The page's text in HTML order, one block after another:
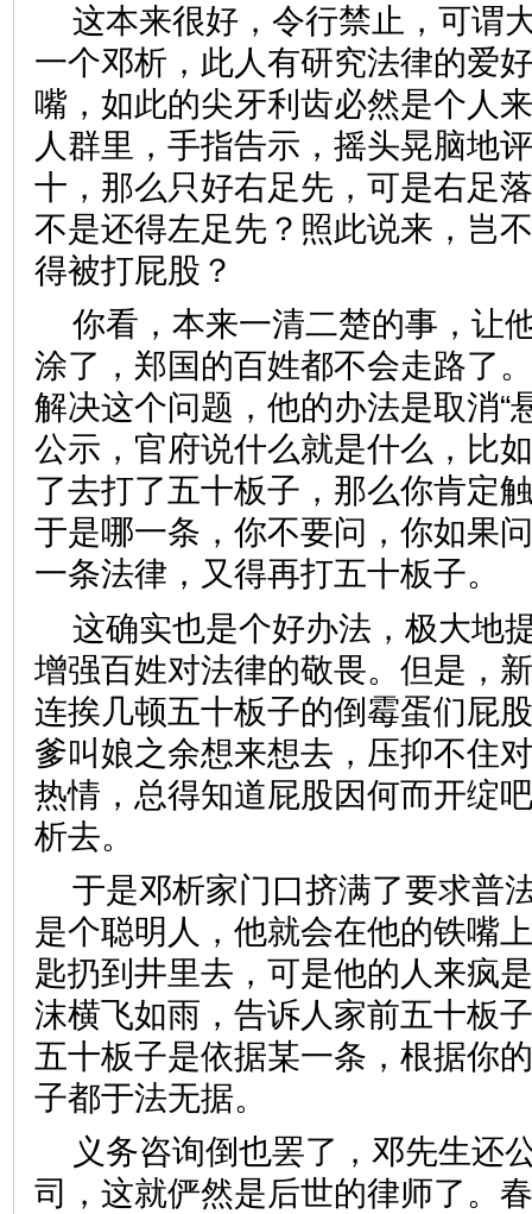
这本来很好，令行禁止，可谓
一个邓析，此人有研究法律的爱
嘴，如此的尖牙利齿必然是个人
人群里，手指告示，摇头晃脑地
十，那么只好右足先，可是右足
不是还得左足先？照此说来，岂
得被打屁股？
你看，本来一清二楚的事，让
涂了，郑国的百姓都不会走路了
解决这个问题，他的办法是取消“
公示，官府说什么就是什么，比
了去打了五十板子，那么你肯定
于是哪一条，你不要问，你如果
一条法律，又得再打五十板子。
这确实也是个好办法，极大地
增强百姓对法律的敬畏。但是，
连挨几顿五十板子的倒霉蛋们屁
爹叫娘之余想来想去，压抑不住
热情，总得知道屁股因何而开绽
析去。
于是邓析家门口挤满了要求普
是个聪明人，他就会在他的铁嘴
匙扔到井里去，可是他的人来疯
沫横飞如雨，告诉人家前五十板
五十板子是依据某一条，根据你
子都于法无据。
义务咨询倒也罢了，邓先生还
司，这就俨然是后世的律师了。